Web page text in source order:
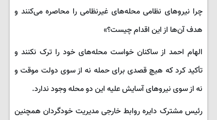
چرا نیروهای نظامی محله‌های غیرنظامی را محاصره می‌کنند و
هدف آن‌ها از این اقدام چیست؟»
الهام احمد از ساکنان خواست محله‌های خود را ترک نکنند و
تأکید کرد که هیچ قصدی برای حمله نه از سوی دولت موقت و
نه از سوی نیروهای آسایش علیه این دو محله وجود ندارد.
رئیس مشترک دایره روابط خارجی مدیریت خودگردان همچنین